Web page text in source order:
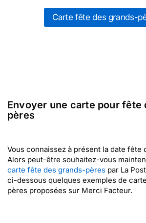
Carte fête des grands-
Envoyer une carte pour fête
pères
Vous connaissez à présent la date fête
Alors peut-être souhaitez-vous
carte fête des grands-pères par La
ci-dessous quelques exemples de
pères proposées sur Merci Facteur.